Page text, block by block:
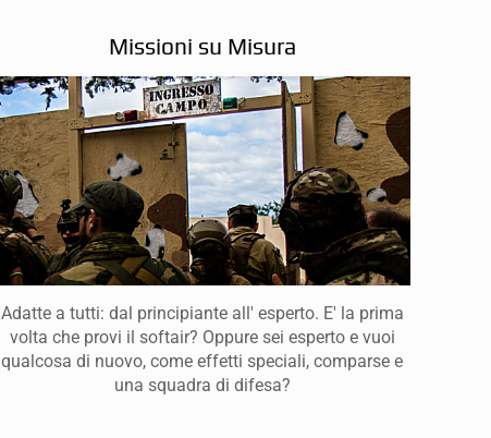
Missioni su Misura
Adatte a tutti: dal principiante all' esperto. E' la prima
volta che provi il softair? Oppure sei esperto e vuoi
qualcosa di nuovo, come effetti speciali, comparse e
una squadra di difesa?